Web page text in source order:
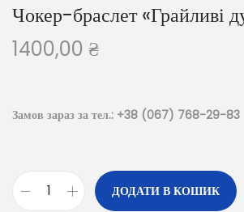
Чокер-браслет «Грайливі
1400,00 ₴
Замов зараз за тел.: +38 (067) 768-29-83
ДОДАТИ В КОШИК